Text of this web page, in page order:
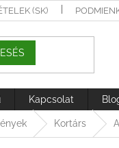
(SK)
Kapcsolat
Kortárs